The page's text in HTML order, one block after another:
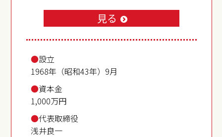
見る
●設立
1968年（昭和43年）9月
●資本金
1,000万円
●代表取締役
浅井良一